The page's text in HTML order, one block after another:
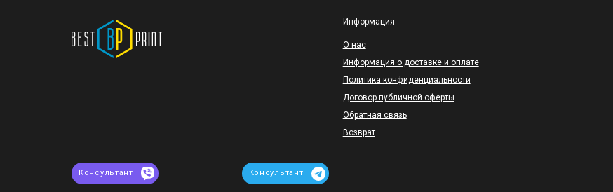
Информация
O нас
Информация о доставке и оплате
Политика конфиденциальности
Договор публичной оферты
Обратная связь
Возврат
Консультант Консультант